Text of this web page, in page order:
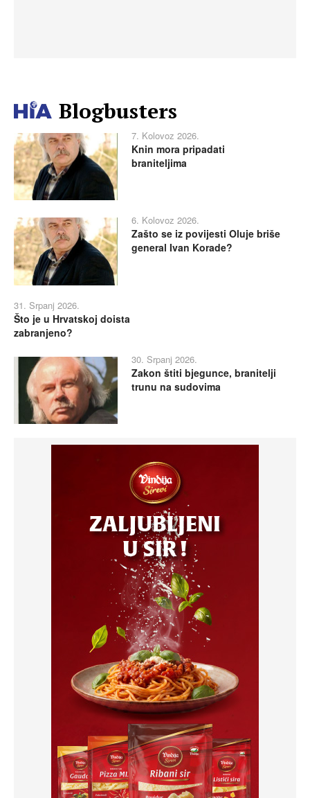
Blogbusters
7. Kolovoz 2026.
Knin mora pripadati
braniteljima
6. Kolovoz 2026.
Zašto se iz povijesti Oluje briše
general Ivan Korade?
31. Srpanj 2026.
Što je u Hrvatskoj doista
zabranjeno?
30. Srpanj 2026.
Zakon štiti bjegunce, branitelji
trunu na sudovima